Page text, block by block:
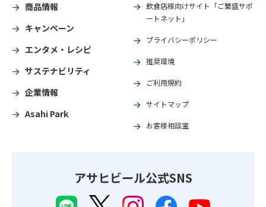
商品情報
キャンペーン
エンタメ・レシピ
サステナビリティ
企業情報
Asahi Park
飲食店様向けサイト「ご繁盛サポ
ートネット」
プライバシーポリシー
推奨環境
ご利用規約
サイトマップ
お客様相談室
アサヒビール公式SNS